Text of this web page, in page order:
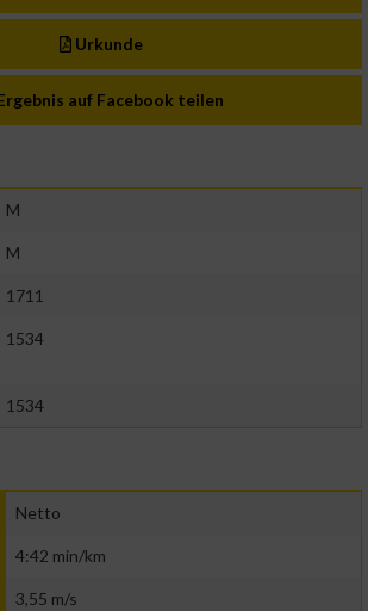
Urkunde
auf Facebook teilen
M
M
1711
1534
1534
Netto
4:42 min/km
3,55 m/s